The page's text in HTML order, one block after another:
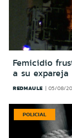
Femicidio
a su
REDMAULE 05/08/
POLICIAL